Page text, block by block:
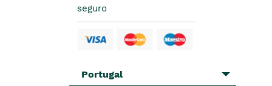
seguro
Portugal